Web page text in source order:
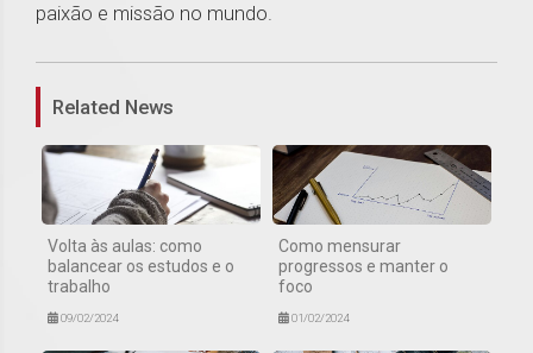
paixão e missão no mundo.
1
Related News
Volta às aulas: como
balancear os estudos e o
trabalho
09/02/2024
Como mensurar
progressos e manter o
foco
01/02/2024